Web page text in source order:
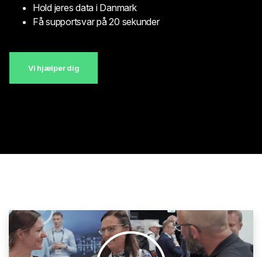
Hold jeres data i Danmark
Få supportsvar på 20 sekunder
Vi hjælper dig